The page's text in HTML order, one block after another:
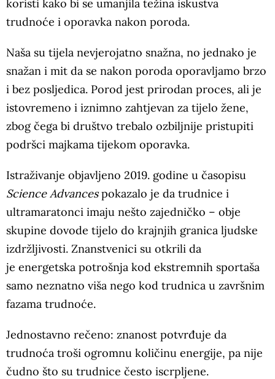
koristi kako bi se umanjila težina iskustva
trudnoće i oporavka nakon poroda.
Naša su tijela nevjerojatno snažna, no jednako je
snažan i mit da se nakon poroda oporavljamo brzo
i bez posljedica. Porod jest prirodan proces, ali je
istovremeno i iznimno zahtjevan za tijelo žene,
zbog čega bi društvo trebalo ozbiljnije pristupiti
podršci majkama tijekom oporavka.
Istraživanje objavljeno 2019. godine u časopisu
Science Advancespokazalo je da trudnice i
ultramaratonci imaju nešto zajedničko – obje
skupine dovode tijelo do krajnjih granica ljudske
izdržljivosti. Znanstvenici su otkrili da
je energetska potrošnja kod ekstremnih sportaša
samo neznatno viša nego kod trudnica u završnim
fazama trudnoće.
Jednostavno rečeno: znanost potvrđuje da
trudnoća troši ogromnu količinu energije, pa nije
čudno što su trudnice često iscrpljene.